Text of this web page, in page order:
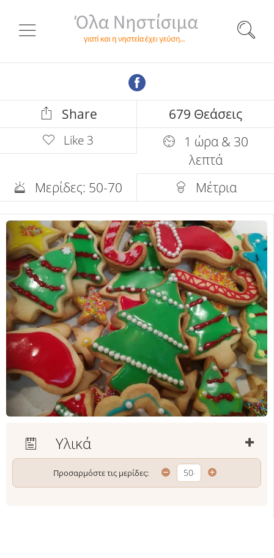
Share 679 Θεάσεις
Like 3
1 ώρα & 30
λεπτά
Μερίδες: 50-70
Μέτρια
Υλικά
Προσαρμόστε τις μερίδες: